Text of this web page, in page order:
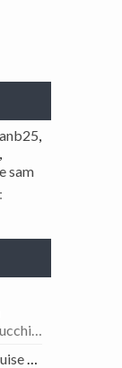
,
,
sam
BMW Fai da te e tutorial: trucchi e consigli
dopo cambio volante.